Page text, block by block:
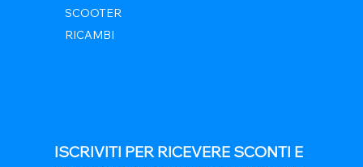
SCOOTER
RICAMBI
ISCRIVITI PER RICEVERE SCONTI E